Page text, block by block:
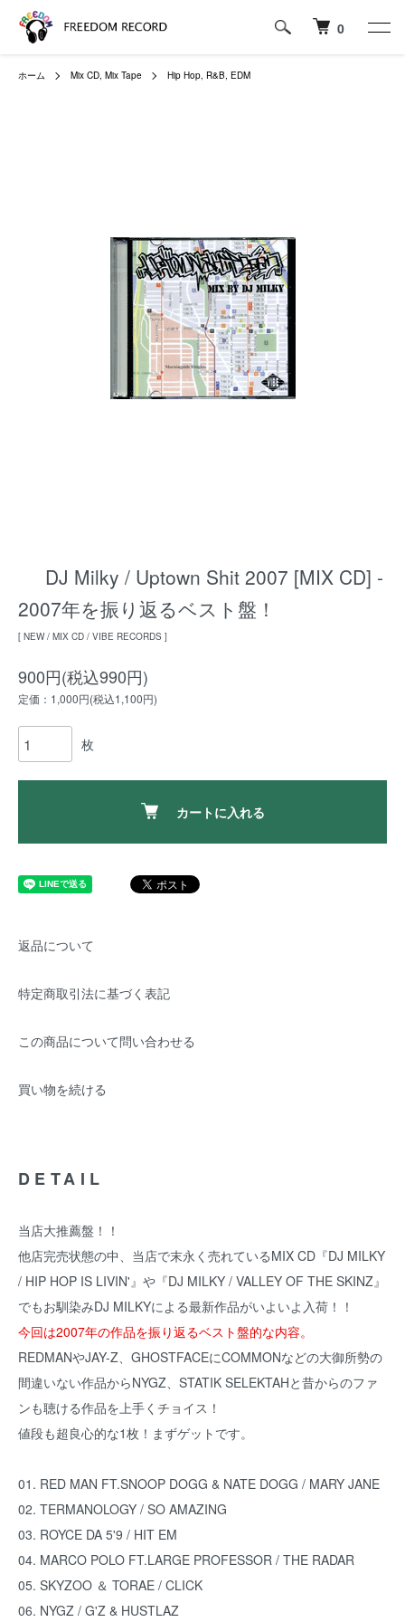
0
ホーム Mix CD, Mix Tape Hip Hop, R&B, EDM
DJ Milky / Uptown Shit 2007 [MIX CD] -
2007年を振り返るベスト盤！
[ NEW / MIX CD / VIBE RECORDS ]
900円(税込990円)
定価：1,000円(税込1,100円)
枚
カートに入れる
返品について
特定商取引法に基づく表記
この商品について問い合わせる
買い物を続ける
DETAIL
当店大推薦盤！！
他店完売状態の中、当店で末永く売れているMIX CD『DJ MILKY
/ HIP HOP IS LIVIN'』や『DJ MILKY / VALLEY OF THE SKINZ』
でもお馴染みDJ MILKYによる最新作品がいよいよ入荷！！
今回は2007年の作品を振り返るベスト盤的な内容。
REDMANやJAY-Z、GHOSTFACEにCOMMONなどの大御所勢の
間違いない作品からNYGZ、STATIK SELEKTAHと昔からのファ
ンも聴ける作品を上手くチョイス！
値段も超良心的な1枚！まずゲットです。
01. RED MAN FT.SNOOP DOGG & NATE DOGG / MARY JANE
02. TERMANOLOGY / SO AMAZING
03. ROYCE DA 5'9 / HIT EM
04. MARCO POLO FT.LARGE PROFESSOR / THE RADAR
05. SKYZOO ＆ TORAE / CLICK
06. NYGZ / G'Z & HUSTLAZ